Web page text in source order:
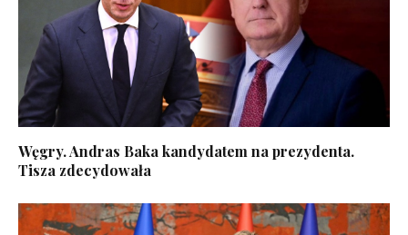
Węgry. Andras Baka kandydatem na prezydenta.
Tisza zdecydowała